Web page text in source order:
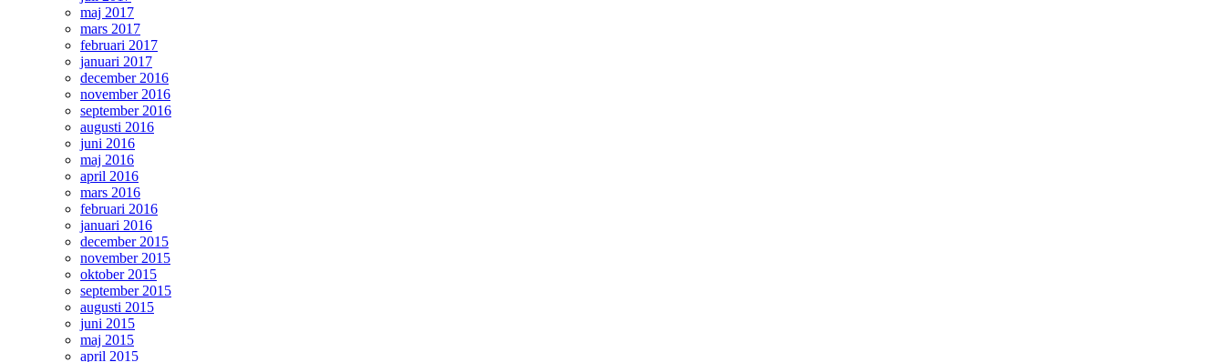
maj 2017
mars 2017
februari 2017
januari 2017
december 2016
november 2016
september 2016
augusti 2016
juni 2016
maj 2016
april 2016
mars 2016
februari 2016
januari 2016
december 2015
november 2015
oktober 2015
september 2015
augusti 2015
juni 2015
maj 2015
april 2015